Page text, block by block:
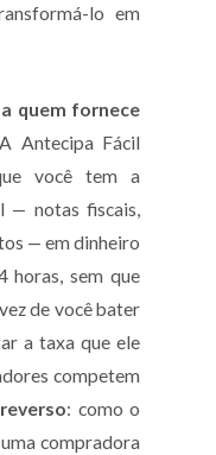
lo em
quem fornece
A Antecipa Fácil
você tem a
— notas fiscais,
— em dinheiro
horas, sem que
de você bater
a taxa que ele
competem
: como o
compradora